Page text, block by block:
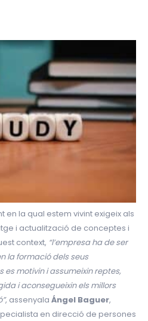
en la qual estem vivint exigeix ​​als
i actualització de conceptes i
context, “l’empresa ha de ser
la formació dels seus
motivin i assumeixin reptes,
i aconsegueixin els millors
, assenyala Ángel Baguer,
en direcció de persones